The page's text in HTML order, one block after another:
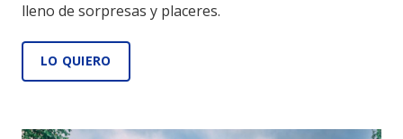
lleno de sorpresas y placeres.
LO QUIERO